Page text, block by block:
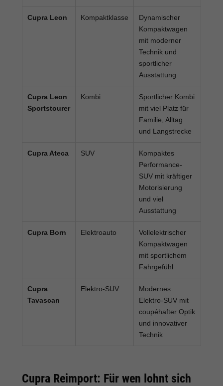
Cupra Leon Kompaktklasse
Dynamischer
Kompaktwagen
mit moderner
Technik und
sportlicher
Ausstattung
Cupra Leon
Sportstourer
Kombi
Sportlicher Kombi
mit viel Platz für
Familie, Alltag
und Langstrecke
Cupra Ateca SUV
Kompaktes
Performance-
SUV mit kräftiger
Motorisierung
und viel
Ausstattung
Cupra Born Elektroauto
Vollelektrischer
Kompaktwagen
mit sportlichem
Fahrgefühl
Cupra
Tavascan
Elektro-SUV
Modernes
Elektro-SUV mit
coupéhafter Optik
und innovativer
Technik
Cupra Reimport: Für wen lohnt sich